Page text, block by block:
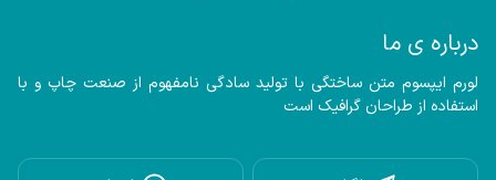
درباره ی ما
استفاده از طراحان گرافیک است